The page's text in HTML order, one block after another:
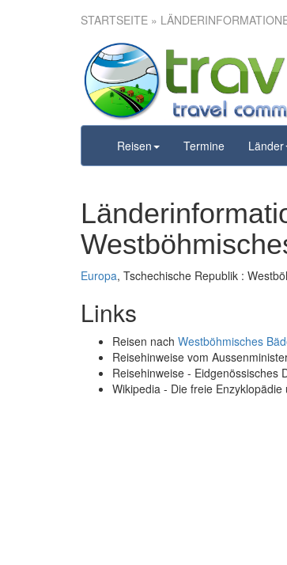
STARTSEITE »
Reisen Termine Länder
Europa, Tschechische Republik :
Links
Reisen nach Westböhmisches
Reisehinweise vom
Reisehinweise - Eidgenössisches
Wikipedia - Die freie Enzyklopädie